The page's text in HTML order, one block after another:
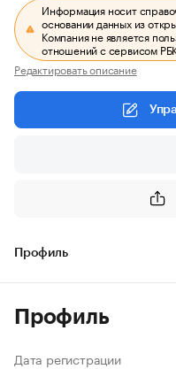
Информация носит
основании данных из
Компания не является
отношений с сервисом
Редактировать описание
Профиль
Профиль
Дата регистрации